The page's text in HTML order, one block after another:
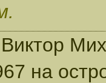
на